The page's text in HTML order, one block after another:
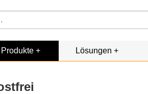
Produkte Lösungen